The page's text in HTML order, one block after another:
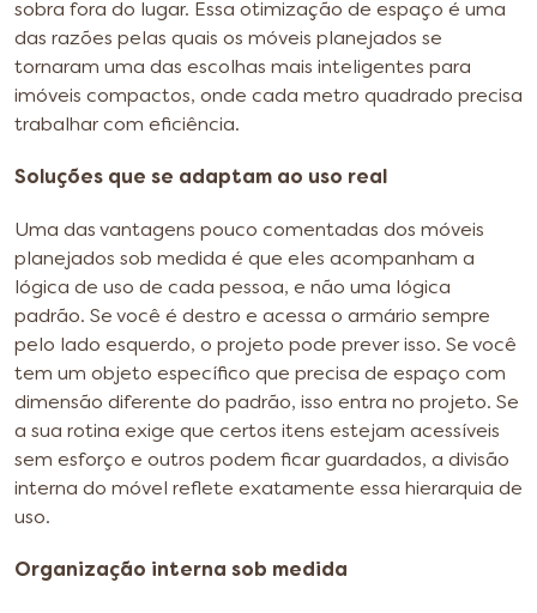
sobra fora do lugar. Essa otimização de espaço é uma
das razões pelas quais os móveis planejados se
tornaram uma das escolhas mais inteligentes para
imóveis compactos, onde cada metro quadrado precisa
trabalhar com eficiência.
Soluções que se adaptam ao uso real
Uma das vantagens pouco comentadas dos móveis
planejados sob medida é que eles acompanham a
lógica de uso de cada pessoa, e não uma lógica
padrão. Se você é destro e acessa o armário sempre
pelo lado esquerdo, o projeto pode prever isso. Se você
tem um objeto específico que precisa de espaço com
dimensão diferente do padrão, isso entra no projeto. Se
a sua rotina exige que certos itens estejam acessíveis
sem esforço e outros podem ficar guardados, a divisão
interna do móvel reflete exatamente essa hierarquia de
uso.
Organização interna sob medida